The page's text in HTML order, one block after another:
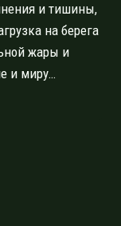
и тишины,
на берега
жары и
и миру…